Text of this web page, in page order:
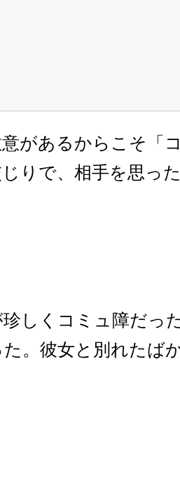
があるからこそ「
りで、相手を思っ
しくコミュ障だっ
。彼女と別れたば